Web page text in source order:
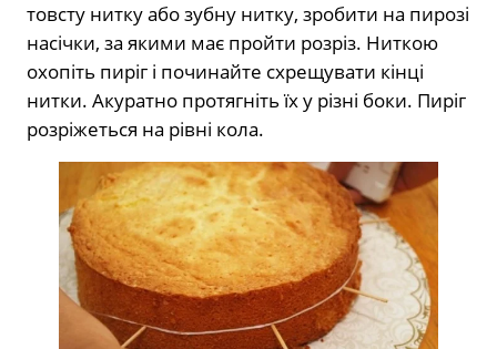
товсту нитку або зубну нитку, зробити на пирозі
насічки, за якими має пройти розріз. Ниткою
охопіть пиріг і починайте схрещувати кінці
нитки. Акуратно протягніть їх у різні боки. Пиріг
розріжеться на рівні кола.